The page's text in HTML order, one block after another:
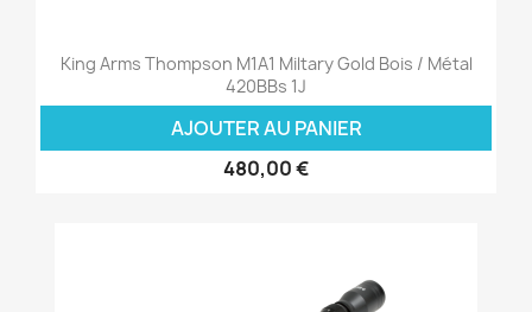
King Arms Thompson M1A1 Miltary Gold Bois / Métal
420BBs 1J
AJOUTER AU PANIER
480,00 €